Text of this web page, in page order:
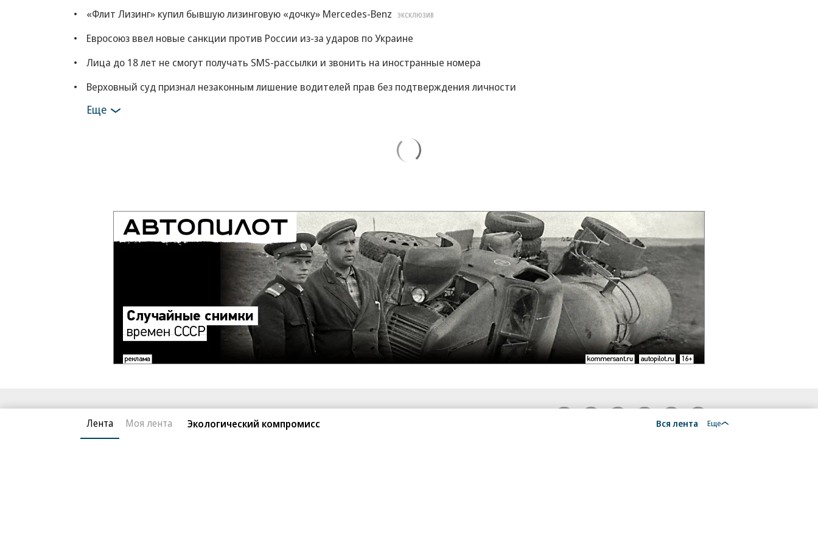
«Флит Лизинг» купил бывшую лизинговую «дочку» Mercedes-Benz ЭКСКЛЮЗИВ
Евросоюз ввел новые санкции против России из-за ударов по Украине
Лица до 18 лет не смогут получать SMS-рассылки и звонить на иностранные номера
Верховный суд признал незаконным лишение водителей прав без подтверждения личности
Еще
Лента Моя лента Экологический компромисс Вся лента Еще
Благотворительный фонд
О «Коммерсанте»
Архив
Реклама
Обратная связь
18+